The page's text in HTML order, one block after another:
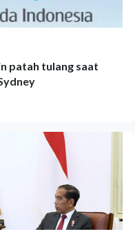
patah tulang saat